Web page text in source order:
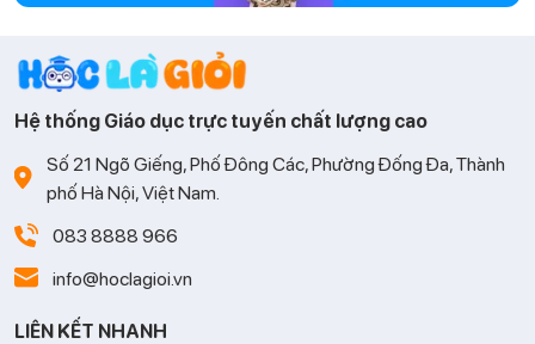
Hệ thống Giáo dục trực tuyến chất lượng cao
Số 21 Ngõ Giếng, Phố Đông Các, Phường Đống Đa, Thành
phố Hà Nội, Việt Nam.
083 8888 966
info@hoclagioi.vn
LIÊN KẾT NHANH